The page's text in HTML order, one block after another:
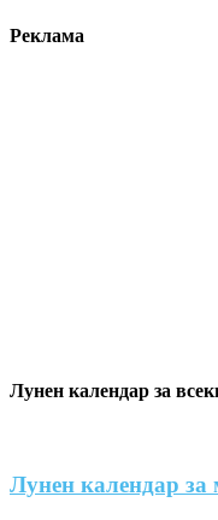
Реклама
Лунен календар за
Лунен календар за